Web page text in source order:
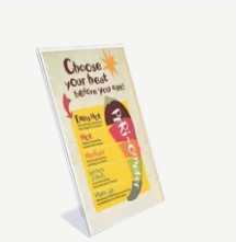
stiklo, A4
informacijai pateikti iš vienos
€ 4,67
Rinktis